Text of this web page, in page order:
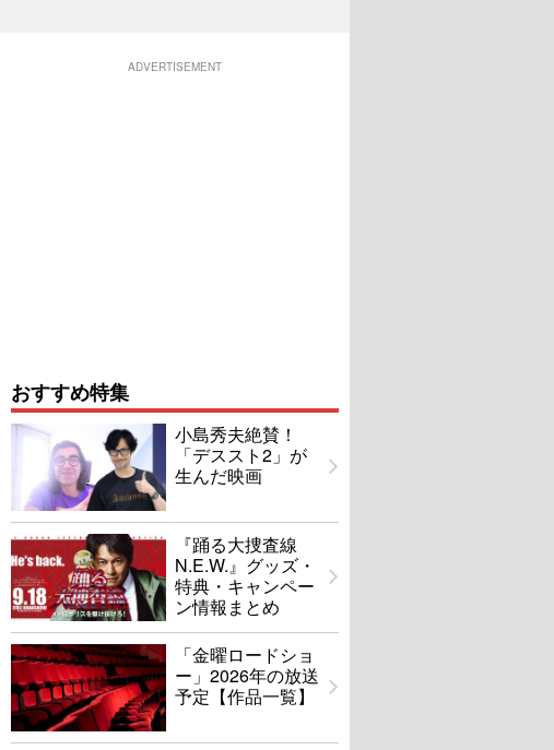
ADVERTISEMENT
おすすめ特集
小島秀夫絶賛！
「デススト2」が
生んだ映画
『踊る大捜査線
N.E.W.』グッズ・
特典・キャンペー
ン情報まとめ
「金曜ロードショ
ー」2026年の放送
予定【作品一覧】